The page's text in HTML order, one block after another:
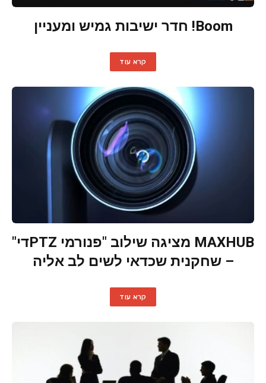
Boom! חדר ישיבות גמיש ומעניין
קרא עוד
MAXHUB מציגה שילוב "פנורמי PTZדי"
– שחקנית שכדאי לשים לב אליה
קרא עוד